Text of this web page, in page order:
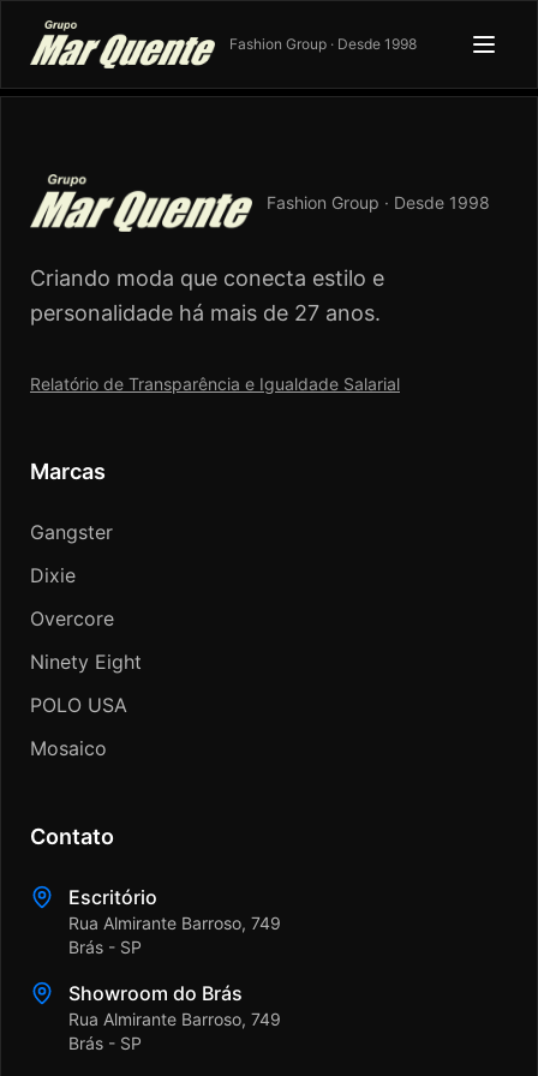
Fashion Group · Desde 1998
Fashion Group · Desde 1998
Criando moda que conecta estilo e
personalidade há mais de 27 anos.
Relatório de Transparência e Igualdade Salarial
Marcas
Gangster
Dixie
Overcore
Ninety Eight
POLO USA
Mosaico
Contato
Escritório
Rua Almirante Barroso, 749
Brás - SP
Showroom do Brás
Rua Almirante Barroso, 749
Brás - SP